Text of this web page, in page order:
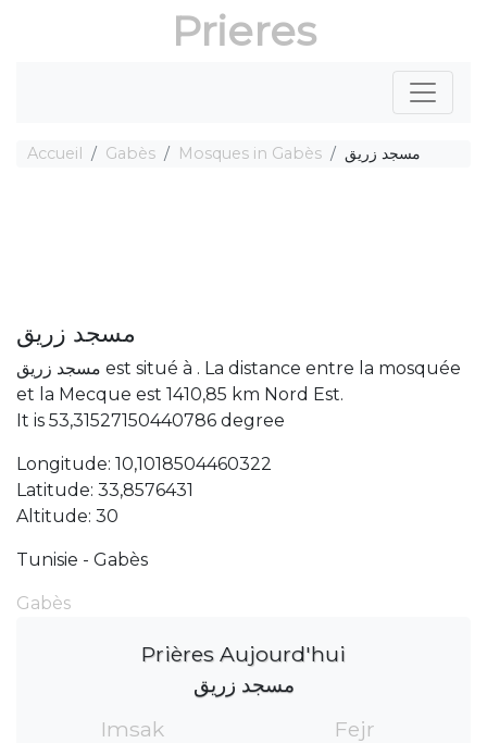
Prieres
Accueil Gabès Mosques in Gabès مسجد زريق
مسجد زريق
مسجد زريق est situé à . La distance entre la mosquée
et la Mecque est 1410,85 km Nord Est.
It is 53,31527150440786 degree
Longitude: 10,1018504460322
Latitude: 33,8576431
Altitude: 30
Tunisie - Gabès
Gabès
Prières Aujourd'hui
مسجد زريق
Imsak
Fejr